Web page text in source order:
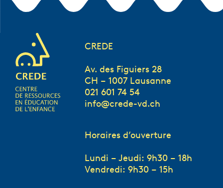
CREDE
Av. des Figuiers 28
CH – 1007 Lausanne
021 601 74 54
info@crede-vd.ch
Horaires d’ouverture
Lundi – Jeudi: 9h30 – 18h
Vendredi: 9h30 – 15h